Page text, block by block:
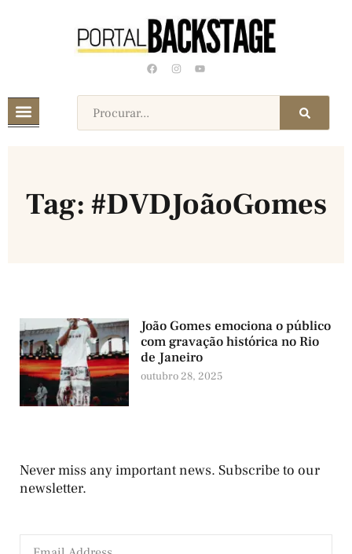
Tag: #DVDJoãoGomes
João Gomes emociona o público
com gravação histórica no Rio
de Janeiro
outubro 28, 2025
Never miss any important news. Subscribe to our
newsletter.